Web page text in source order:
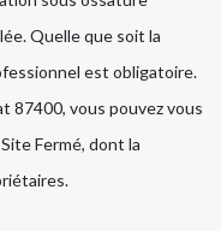
Quelle que soit la
est obligatoire.
87400, vous pouvez vous
Fermé, dont la